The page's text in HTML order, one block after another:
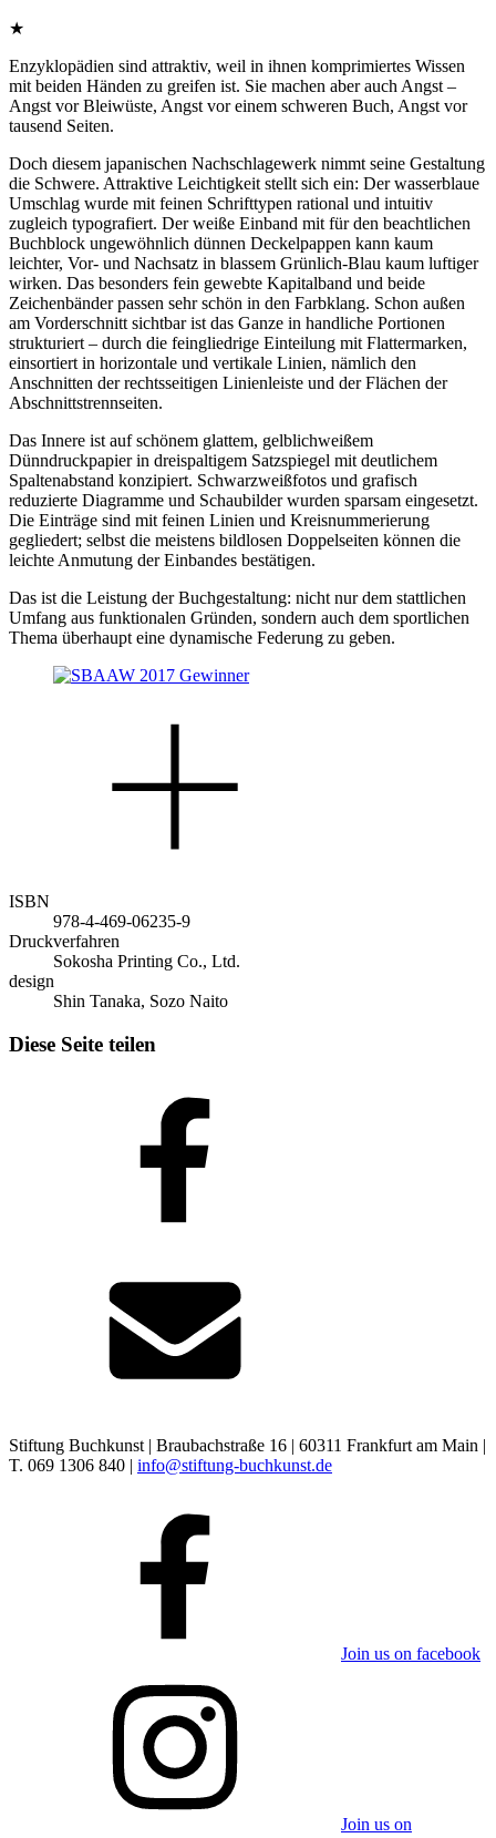
★
Enzyklopädien sind attraktiv, weil in ihnen komprimiertes Wissen
mit beiden Händen zu greifen ist. Sie machen aber auch Angst –
Angst vor Bleiwüste, Angst vor einem schweren Buch, Angst vor
tausend Seiten.
Doch diesem japanischen Nachschlagewerk nimmt seine Gestaltung
die Schwere. Attraktive Leichtigkeit stellt sich ein: Der wasserblaue
Umschlag wurde mit feinen Schrifttypen rational und intuitiv
zugleich typografiert. Der weiße Einband mit für den beachtlichen
Buchblock ungewöhnlich dünnen Deckelpappen kann kaum
leichter, Vor- und Nachsatz in blassem Grünlich-Blau kaum luftiger
wirken. Das besonders fein gewebte Kapitalband und beide
Zeichenbänder passen sehr schön in den Farbklang. Schon außen
am Vorderschnitt sichtbar ist das Ganze in handliche Portionen
strukturiert – durch die feingliedrige Einteilung mit Flattermarken,
einsortiert in horizontale und vertikale Linien, nämlich den
Anschnitten der rechtsseitigen Linienleiste und der Flächen der
Abschnittstrennseiten.
Das Innere ist auf schönem glattem, gelblichweißem
Dünndruckpapier in dreispaltigem Satzspiegel mit deutlichem
Spaltenabstand konzipiert. Schwarzweißfotos und grafisch
reduzierte Diagramme und Schaubilder wurden sparsam eingesetzt.
Die Einträge sind mit feinen Linien und Kreisnummerierung
gegliedert; selbst die meistens bildlosen Doppelseiten können die
leichte Anmutung der Einbandes bestätigen.
Das ist die Leistung der Buchgestaltung: nicht nur dem stattlichen
Umfang aus funktionalen Gründen, sondern auch dem sportlichen
Thema überhaupt eine dynamische Federung zu geben.
ISBN
978-4-469-06235-9
Druckverfahren
Sokosha Printing Co., Ltd.
design
Shin Tanaka, Sozo Naito
Diese Seite teilen
Stiftung Buchkunst | Braubachstraße 16 | 60311 Frankfurt am Main |
T. 069 1306 840 | info@stiftung-buchkunst.de
Join us on facebook
Join us on